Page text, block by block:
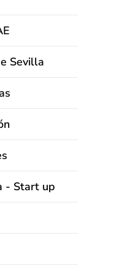
Sevilla
- Start up